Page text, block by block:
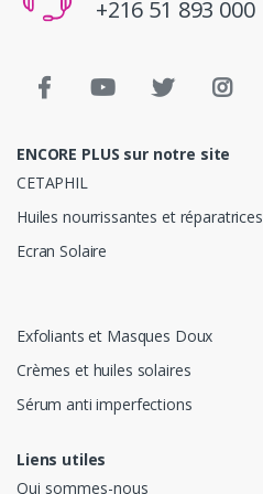
+216 51 893 000
ENCORE PLUS sur notre site
CETAPHIL
Huiles nourrissantes et réparatrices
Ecran Solaire
Exfoliants et Masques Doux
Crèmes et huiles solaires
Sérum anti imperfections
Liens utiles
Qui sommes-nous